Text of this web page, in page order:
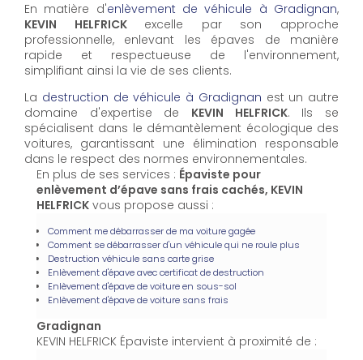
En matière d'enlèvement de véhicule à Gradignan,
KEVIN HELFRICK excelle par son approche
professionnelle, enlevant les épaves de manière
rapide et respectueuse de l'environnement,
simplifiant ainsi la vie de ses clients.
La destruction de véhicule à Gradignan est un autre
domaine d'expertise de KEVIN HELFRICK. Ils se
spécialisent dans le démantèlement écologique des
voitures, garantissant une élimination responsable
dans le respect des normes environnementales.
En plus de ses services : Épaviste pour
enlèvement d’épave sans frais cachés, KEVIN
HELFRICK vous propose aussi :
Comment me débarrasser de ma voiture gagée
Comment se débarrasser d'un véhicule qui ne roule plus
Destruction véhicule sans carte grise
Enlèvement d'épave avec certificat de destruction
Enlèvement d'épave de voiture en sous-sol
Enlèvement d'épave de voiture sans frais
Gradignan
KEVIN HELFRICK Épaviste intervient à proximité de :